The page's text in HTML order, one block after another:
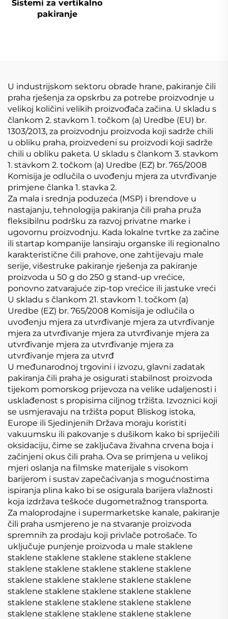
Sistemi za vertikalno
pakiranje
U industrijskom sektoru obrade hrane, pakiranje čili
praha rješenja za opskrbu za potrebe proizvodnje u
velikoj količini velikih proizvođača začina. U skladu s
člankom 2. stavkom 1. točkom (a) Uredbe (EU) br.
1303/2013, za proizvodnju proizvoda koji sadrže chili
u obliku praha, proizvedeni su proizvodi koji sadrže
chili u obliku paketa. U skladu s člankom 3. stavkom
1. stavkom 2. točkom (a) Uredbe (EZ) br. 765/2008
Komisija je odlučila o uvođenju mjera za utvrđivanje
primjene članka 1. stavka 2.
Za mala i srednja poduzeća (MSP) i brendove u
nastajanju, tehnologija pakiranja čili praha pruža
fleksibilnu podršku za razvoj privatne marke i
ugovornu proizvodnju. Kada lokalne tvrtke za začine
ili startap kompanije lansiraju organske ili regionalno
karakteristične čili prahove, one zahtijevaju male
serije, višestruke pakiranje rješenja za pakiranje
proizvoda u 50 g do 250 g stand-up vrećice,
ponovno zatvarajuće zip-top vrećice ili jastuke vreći
U skladu s člankom 21. stavkom 1. točkom (a)
Uredbe (EZ) br. 765/2008 Komisija je odlučila o
uvođenju mjera za utvrđivanje mjera za utvrđivanje
mjera za utvrđivanje mjera za utvrđivanje mjera za
utvrđivanje mjera za utvrđivanje mjera za
utvrđivanje mjera za utvrđ
U međunarodnoj trgovini i izvozu, glavni zadatak
pakiranja čili praha je osigurati stabilnost proizvoda
tijekom pomorskog prijevoza na velike udaljenosti i
usklađenost s propisima ciljnog tržišta. Izvoznici koji
se usmjeravaju na tržišta poput Bliskog istoka,
Europe ili Sjedinjenih Država moraju koristiti
vakuumsku ili pakovanje s dušikom kako bi spriječili
oksidaciju, čime se zaključava živahna crvena boja i
začinjeni okus čili praha. Ova se primjena u velikoj
mjeri oslanja na filmske materijale s visokom
barijerom i sustav zapečaćivanja s mogućnostima
ispiranja plina kako bi se osigurala barijera vlažnosti
koja izdržava teškoće dugometražnog transporta.
Za maloprodajne i supermarketske kanale, pakiranje
čili praha usmjereno je na stvaranje proizvoda
spremnih za prodaju koji privlače potrošače. To
uključuje punjenje proizvoda u male staklene
staklene staklene staklene staklene staklene
staklene staklene staklene staklene staklene
staklene staklene staklene staklene staklene
staklene staklene staklene staklene staklene
staklene staklene staklene staklene staklene
staklene staklene staklene staklene staklene